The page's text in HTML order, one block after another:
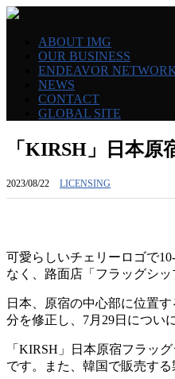
ABOUT IMG
OUR BUSINESS
ENDEAVOR
NEWS
CONTACT
GLOBAL SITE
「KIRSH」日本
2023/08/22 LICENSING
可愛らしいチェリーロゴで
なく、路面店「フラッグシッ
日本、原宿の中心部に位置
分を修正し、7月29日につい
「KIRSH」日本原宿フラッ
です。また、韓国で販売す